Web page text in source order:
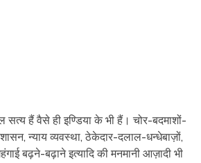
हैं वैसे ही इण्डिया के भी हैं। चोर-बदमाशों-
न्याय व्यवस्था, ठेकेदार-दलाल-धन्धेबाज़ों,
बढ़ने-बढ़ाने इत्यादि की मनमानी आज़ादी भी